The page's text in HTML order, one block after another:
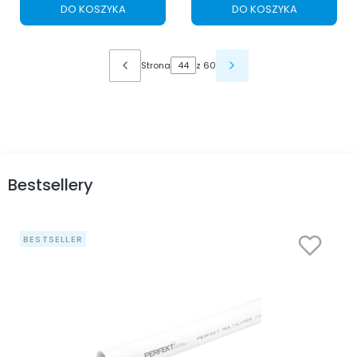
DO KOSZYKA DO KOSZYKA
Strona z 60
Bestsellery
BESTSELLER